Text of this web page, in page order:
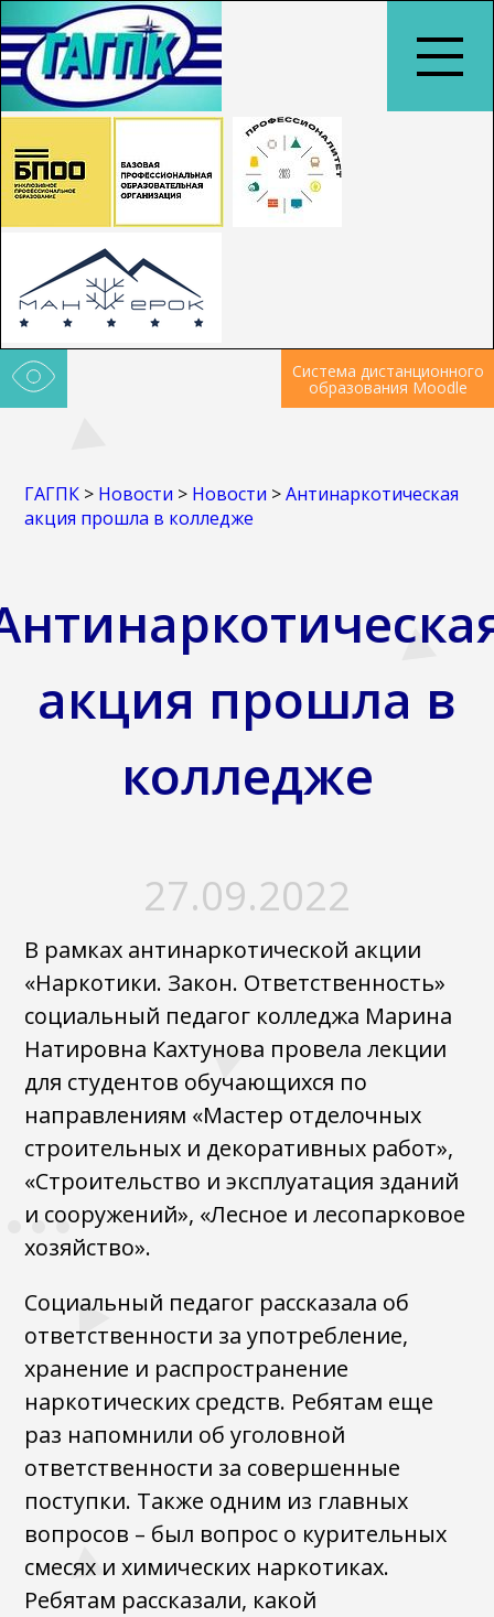
Система дистанционного
образования Moodle
ГАГПК > Новости > Новости >Антинаркотическая
акция прошла в колледже
акция прошла в
колледже
27.09.2022
В рамках антинаркотической акции
«Наркотики. Закон. Ответственность»
социальный педагог колледжа Марина
Натировна Кахтунова провела лекции
для студентов обучающихся по
направлениям «Мастер отделочных
строительных и декоративных работ»,
«Строительство и эксплуатация зданий
и сооружений», «Лесное и лесопарковое
хозяйство».
Социальный педагог рассказала об
ответственности за употребление,
хранение и распространение
наркотических средств. Ребятам еще
раз напомнили об уголовной
ответственности за совершенные
поступки. Также одним из главных
вопросов – был вопрос о курительных
смесях и химических наркотиках.
Ребятам рассказали, какой